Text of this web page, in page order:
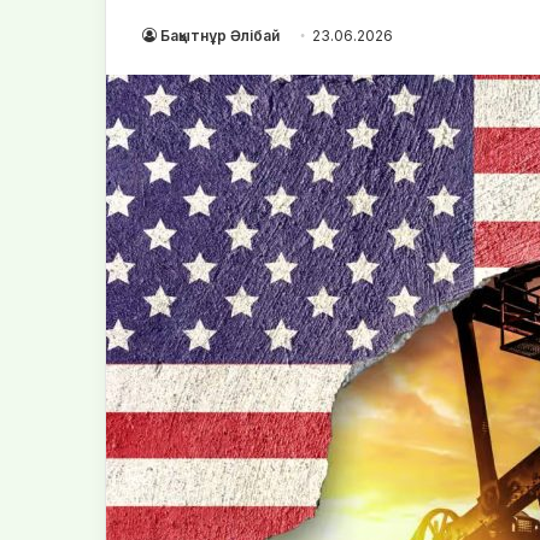
Бақытнұр Әлібай 23.06.2026